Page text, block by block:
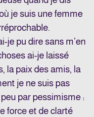
je suis une femme
je pu dire sans m’en
ai-je laissé
la paix des amis, la
je ne suis pas
par pessimisme :
force et de clarté